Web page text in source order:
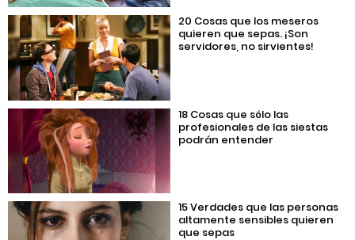
20 Cosas que los meseros
quieren que sepas. ¡Son
servidores, no sirvientes!
18 Cosas que sólo las
profesionales de las siestas
podrán entender
15 Verdades que las personas
altamente sensibles quieren
que sepas